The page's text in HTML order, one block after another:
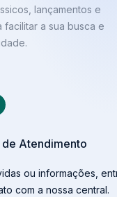
lançamentos e
a sua busca e
de Atendimento
ou informações,
com a nossa central.